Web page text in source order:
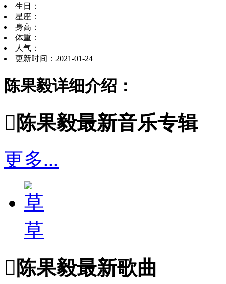
生日：
星座：
身高：
体重：
人气：
更新时间：2021-01-24
陈果毅详细介绍：
 陈果毅最新音乐专辑
更多...
草
 陈果毅最新歌曲